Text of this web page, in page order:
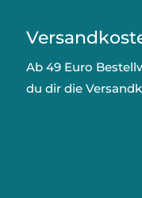
Ab 49 Euro
du dir die